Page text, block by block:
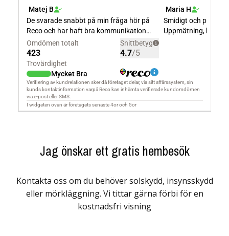
Jag önskar ett gratis hembesök
Kontakta oss om du behöver solskydd, insynsskydd
eller mörkläggning. Vi tittar gärna förbi för en
kostnadsfri visning